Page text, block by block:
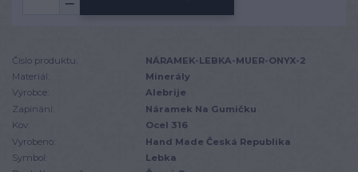
Číslo produktu:
NÁRAMEK-LEBKA-MUER-ONYX-2
Materiál:
Minerály
Výrobce:
Alebrije
Zapínání:
Náramek Na Gumičku
Kov:
Ocel 316
Vyrobeno:
Hand Made Česká Republika
Symbol:
Lebka